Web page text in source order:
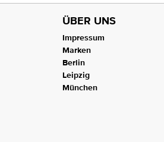
ÜBER UNS
Impressum
Marken
Berlin
Leipzig
München